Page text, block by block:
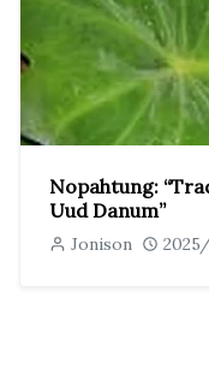
Nopahtung:
Uud Danum”
Jonison